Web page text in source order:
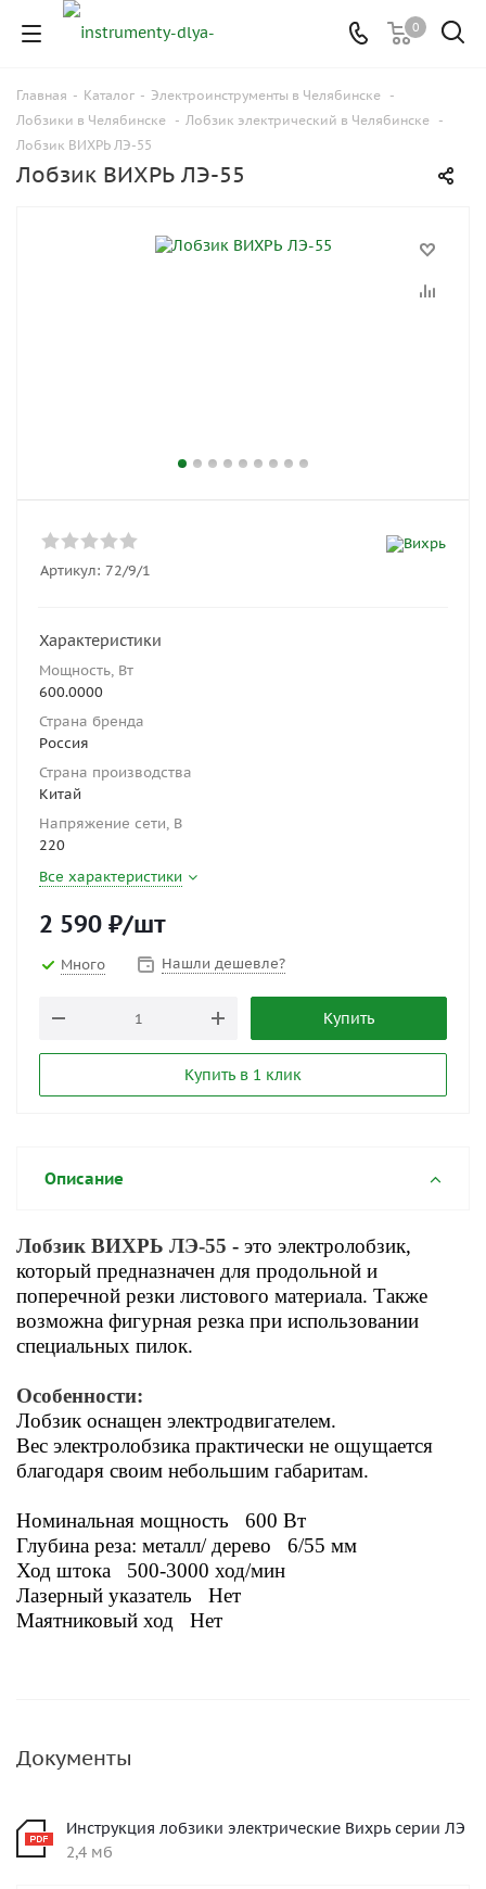
0
Главная - Каталог - Электроинструменты в Челябинске -
Лобзики в Челябинске - Лобзик электрический в Челябинске -
Лобзик ВИХРЬ ЛЭ-55
Лобзик ВИХРЬ ЛЭ-55
Артикул: 72/9/1
Характеристики
Мощность, Вт
600.0000
Страна бренда
Россия
Страна производства
Китай
Напряжение сети, В
220
Все характеристики
2 590 ₽/шт
Много Нашли дешевле?
Купить
Купить в 1 клик
Описание
Лобзик ВИХРЬ ЛЭ-55 - это электролобзик,
который предназначен для продольной и
поперечной резки листового материала. Также
возможна фигурная резка при использовании
специальных пилок.
Особенности:
Лобзик оснащен электродвигателем.
Вес электролобзика практически не ощущается
благодаря своим небольшим габаритам.
Номинальная мощность 600 Вт
Глубина реза: металл/ дерево 6/55 мм
Ход штока 500-3000 ход/мин
Лазерный указатель Нет
Маятниковый ход Нет
Документы
Инструкция лобзики электрические Вихрь серии ЛЭ
2,4 мб